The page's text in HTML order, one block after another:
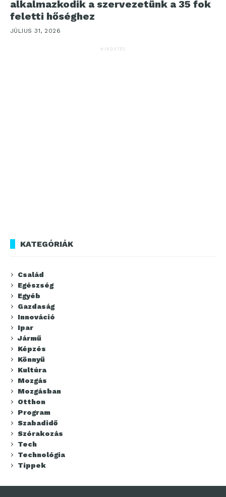
alkalmazkodik a szervezetünk a 35 fok
feletti hőséghez
JÚLIUS 31, 2026
HIRDETÉS
KATEGÓRIÁK
Család
Egészség
Egyéb
Gazdaság
Innováció
Ipar
Jármű
Képzés
Könnyű
Kultúra
Mozgás
Mozgásban
Otthon
Program
Szabadidő
Szórakozás
Tech
Technológia
Tippek